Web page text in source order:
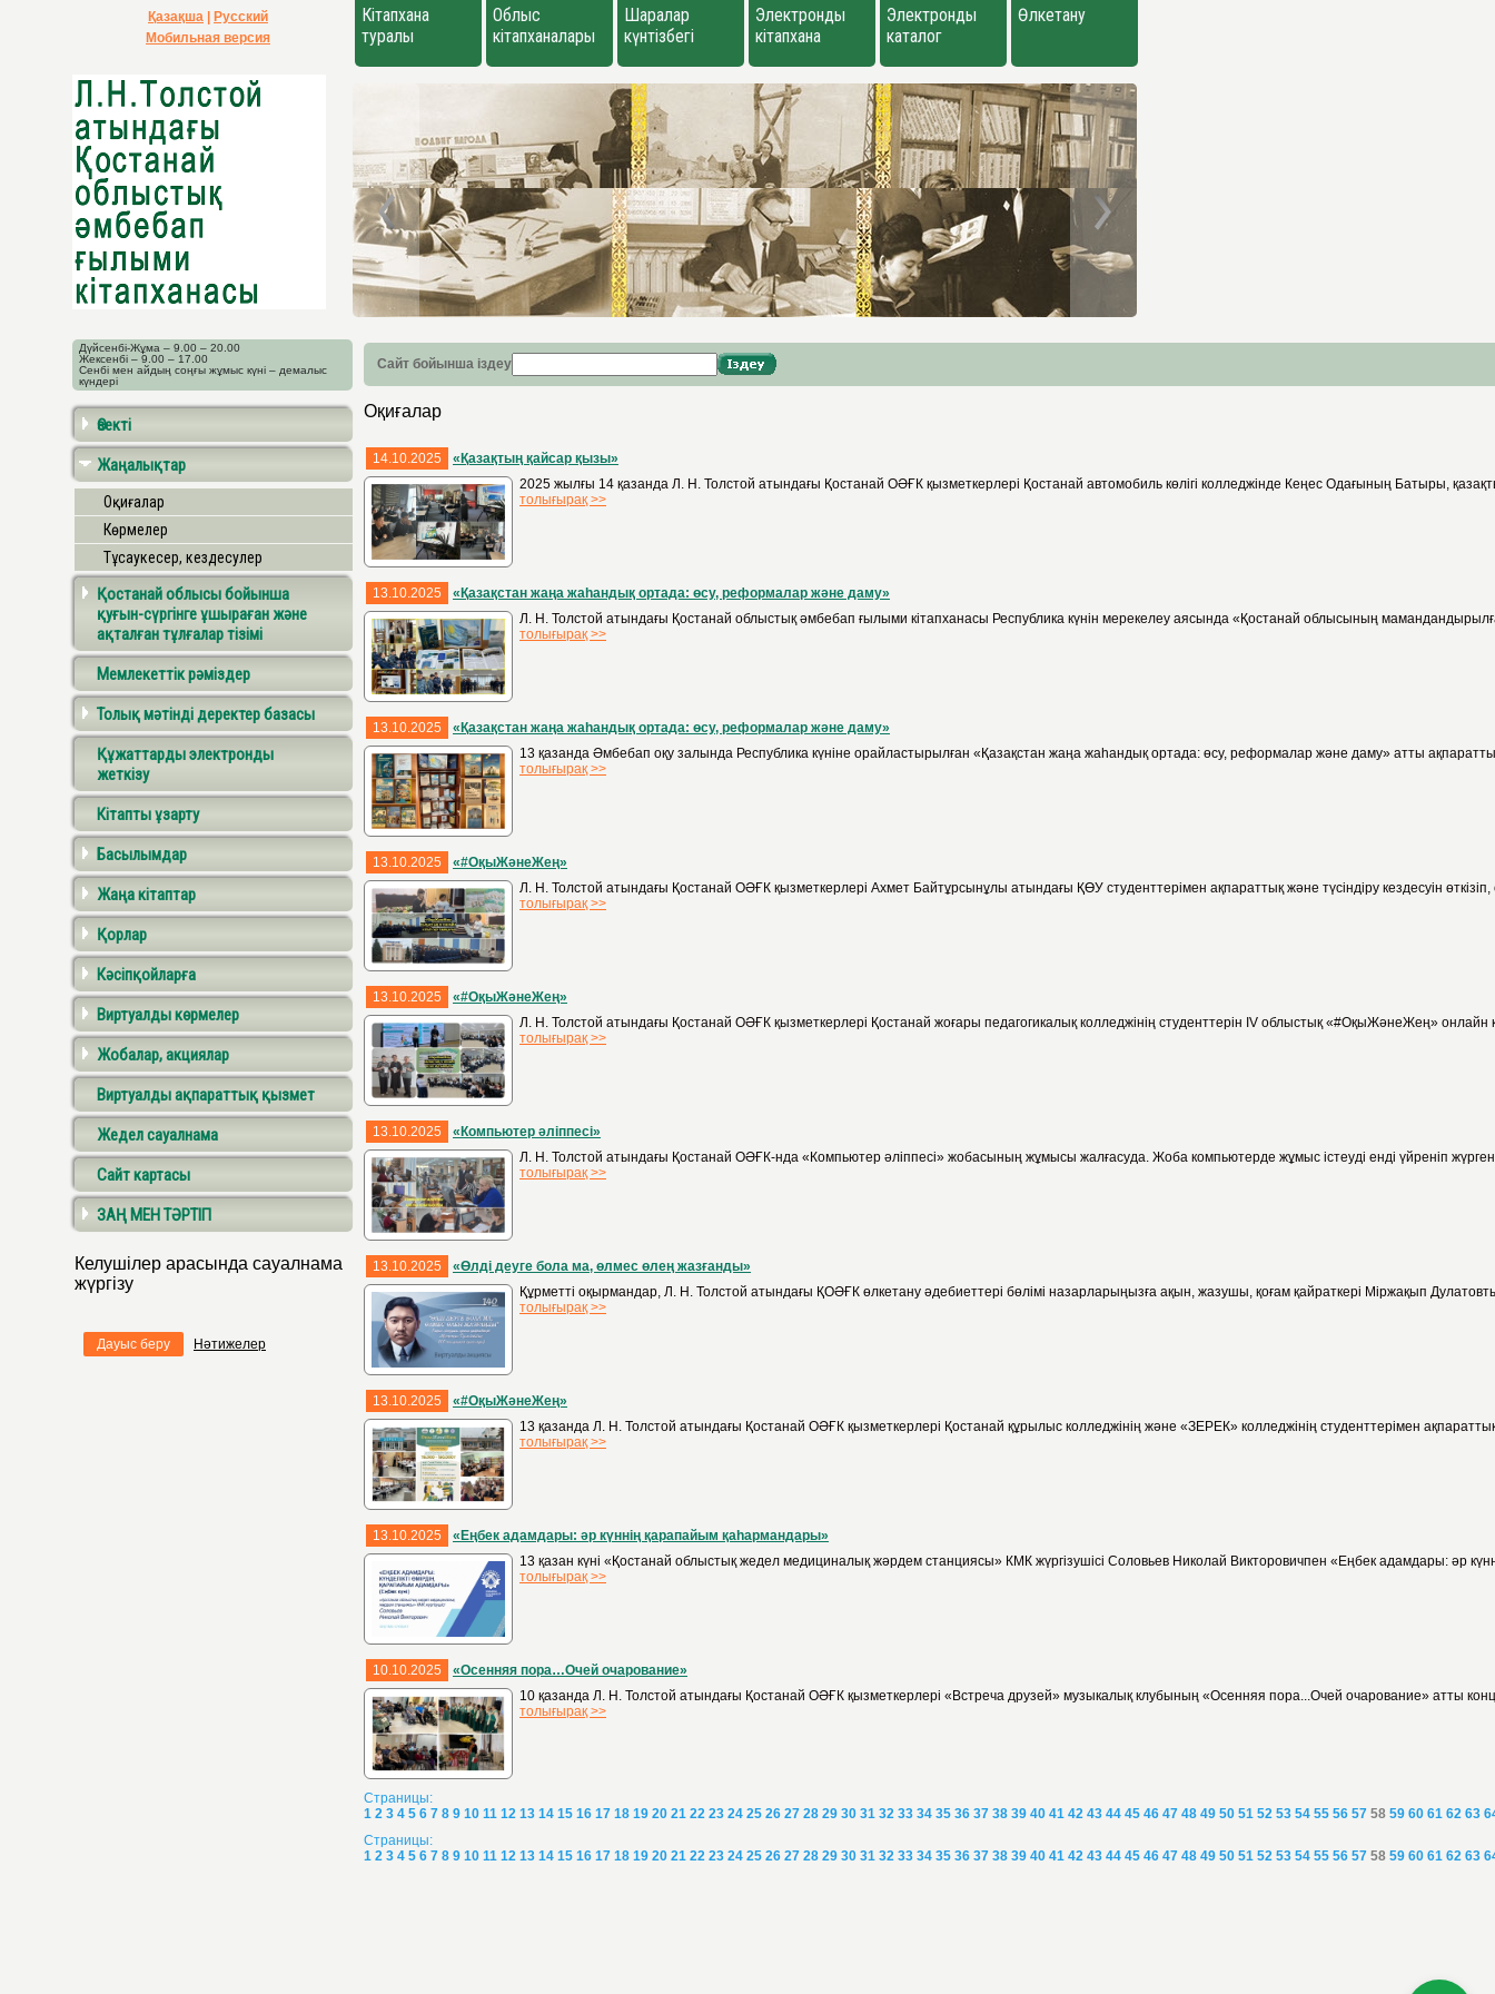
Қазақша
Русский
Мобильная версия
Кітапхана
туралы
Облыс
кітапханалары
Шаралар
күнтізбегі
Электронды
кітапхана
Электронды
каталог
Өлкетану
Дүйсенбі-Жұма – 9.00 – 20.00
Жексенбі – 9.00 – 17.00
Сенбі мен айдың соңғы жұмыс күні – демалыс
күндері
Сайт бойынша іздеу
Өзекті
Жаңалықтар
Оқиғалар
Көрмелер
Тұсаукесер, кездесулер
Қостанай облысы бойынша
қуғын-сүргінге ұшыраған және
ақталған тұлғалар тізімі
Мемлекеттік рәміздер
Толық мәтінді деректер базасы
Құжаттарды электронды
жеткізу
Кітапты ұзарту
Басылымдар
Жаңа кітаптар
Қорлар
Кәсіпқойларға
Виртуалды көрмелер
Жобалар, акциялар
Виртуалды ақпараттық қызмет
Жедел сауалнама
Сайт картасы
ЗАҢ МЕН ТӘРТІП
Келушілер арасында сауалнама
жүргізу
Дауыс беру Нәтижелер
Оқиғалар
14.10.2025
«Қазақтың қайсар қызы»
2025 жылғы 14 қазанда Л. Н. Толстой атындағы Қостанай ОӘҒК қызметкерлері Қостанай автомобиль көлігі колледжінде Кеңес Одағының Батыры,
толығырақ >>
13.10.2025
«Қазақстан жаңа жаһандық ортада: өсу, реформалар және даму»
Л. Н. Толстой атындағы Қостанай облыстық әмбебап ғылыми кітапханасы Республика күнін мерекелеу аясында «Қостанай облысының
толығырақ >>
13.10.2025
«Қазақстан жаңа жаһандық ортада: өсу, реформалар және даму»
13 қазанда Әмбебап оқу залында Республика күніне орайластырылған «Қазақстан жаңа жаһандық ортада: өсу, реформалар және даму» атты
толығырақ >>
13.10.2025
«#ОқыЖәнеЖең»
Л. Н. Толстой атындағы Қостанай ОӘҒК қызметкерлері Ахмет Байтұрсынұлы атындағы ҚӨУ студенттерімен ақпараттық және түсіндіру кездесуін
толығырақ >>
13.10.2025
«#ОқыЖәнеЖең»
Л. Н. Толстой атындағы Қостанай ОӘҒК қызметкерлері Қостанай жоғары педагогикалық колледжінің студенттерін IV облыстық «#ОқыЖәнеЖең»
толығырақ >>
13.10.2025
«Компьютер әліппесі»
Л. Н. Толстой атындағы Қостанай ОӘҒК-нда «Компьютер әліппесі» жобасының жұмысы жалғасуда. Жоба компьютерде жұмыс істеуді енді үйреніп
толығырақ >>
13.10.2025
«Өлді деуге бола ма, өлмес өлең жазғанды»
Құрметті оқырмандар, Л. Н. Толстой атындағы ҚОӘҒК өлкетану әдебиеттері бөлімі назарларыңызға ақын, жазушы, қоғам қайраткері Міржақып
толығырақ >>
13.10.2025
«#ОқыЖәнеЖең»
13 қазанда Л. Н. Толстой атындағы Қостанай ОӘҒК қызметкерлері Қостанай құрылыс колледжінің және «ЗЕРЕК» колледжінің студенттерімен
толығырақ >>
13.10.2025
«Еңбек адамдары: әр күннің қарапайым қаһармандары»
13 қазан күні «Қостанай облыстық жедел медициналық жәрдем станциясы» КМК жүргізушісі Соловьев Николай Викторовичпен «Еңбек адамдары: әр
толығырақ >>
10.10.2025
«Осенняя пора…Очей очарование»
10 қазанда Л. Н. Толстой атындағы Қостанай ОӘҒК қызметкерлері «Встреча друзей» музыкалық клубының «Осенняя пора...Очей очарование» атты
толығырақ >>
Страницы:
1 2 3 4 5 6 7 8 9 10 11 12 13 14 15 16 17 18 19 20 21 22 23 24 25 26 27 28 29 30 31 32 33 34 35 36 37 38 39 40 41 42 43 44 45 46 47 48 49 50 51 52 53 54 55 56 57 58 59 60 61 62 63
Страницы:
1 2 3 4 5 6 7 8 9 10 11 12 13 14 15 16 17 18 19 20 21 22 23 24 25 26 27 28 29 30 31 32 33 34 35 36 37 38 39 40 41 42 43 44 45 46 47 48 49 50 51 52 53 54 55 56 57 58 59 60 61 62 63